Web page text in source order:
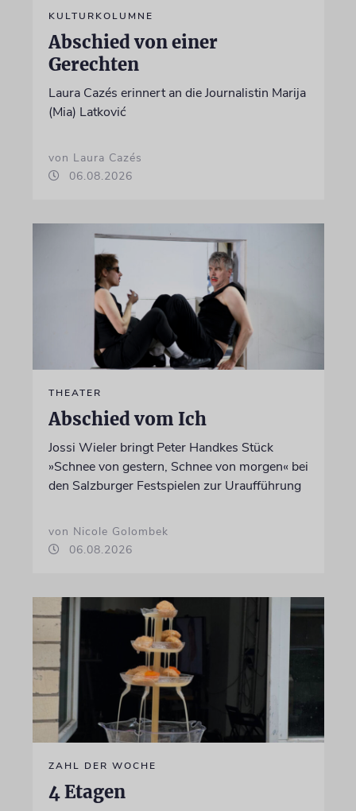
KULTURKOLUMNE
Abschied von einer
Gerechten
Laura Cazés erinnert an die Journalistin Marija
(Mia) Latković
von Laura Cazés
06.08.2026
THEATER
Abschied vom Ich
Jossi Wieler bringt Peter Handkes Stück
»Schnee von gestern, Schnee von morgen« bei
den Salzburger Festspielen zur Uraufführung
von Nicole Golombek
06.08.2026
ZAHL DER WOCHE
4 Etagen